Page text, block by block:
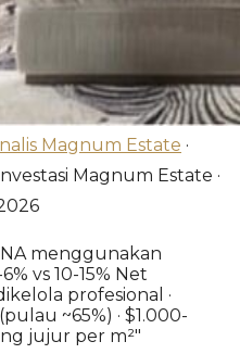
Magnum Estate ·
Magnum Estate ·
menggunakan
vs 10-15% Net
profesional ·
~65%) · $1.000-
jujur per m²"